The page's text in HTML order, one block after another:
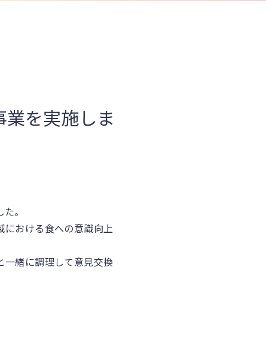
を実施しま
。
おける食への意識向上
緒に調理して意見交換